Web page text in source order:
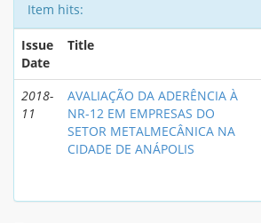
Item hits:
Issue
Date
Title
2018-
11
AVALIAÇÃO DA ADERÊNCIA À
NR-12 EM EMPRESAS DO
SETOR METALMECÂNICA NA
CIDADE DE ANÁPOLIS